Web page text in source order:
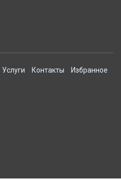
Услуги Контакты
Избранное